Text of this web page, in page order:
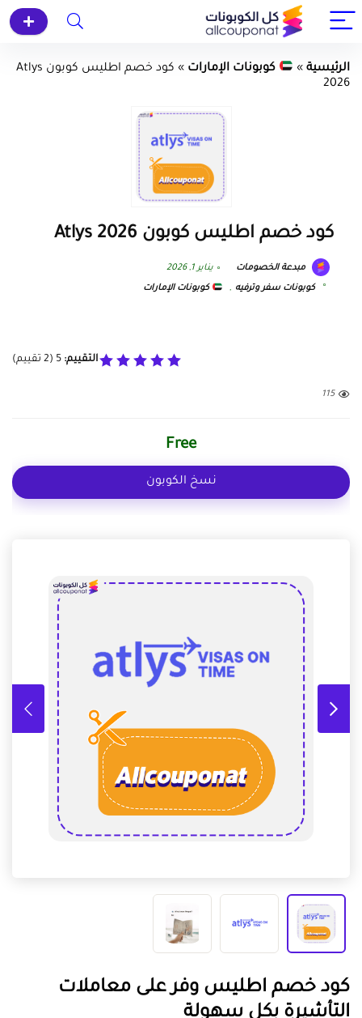
الرئيسية » كوبونات الإمارات »
كود خصم اطليس كوبون Atlys
2026
كود خصم اطليس كوبون Atlys 2026
مبدعة الخصومات يناير 1, 2026
كوبونات سفر وترفيه , كوبونات الإمارات
التقييم: 5
(
2 تقييم)
115
Free
نسخ الكوبون
كود خصم اطليس وفر على معاملات
التأشيرة بكل سهولة